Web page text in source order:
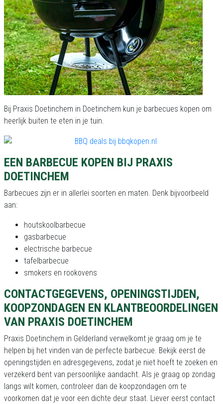
Bij Praxis Doetinchem in Doetinchem kun je barbecues kopen om
heerlijk buiten te eten in je tuin.
EEN BARBECUE KOPEN BIJ PRAXIS
DOETINCHEM
Barbecues zijn er in allerlei soorten en maten. Denk bijvoorbeeld
aan:
houtskoolbarbecue
gasbarbecue
electrische barbecue
tafelbarbecue
smokers en rookovens
CONTACTGEGEVENS, OPENINGSTIJDEN,
KOOPZONDAGEN EN KLANTBEOORDELINGEN
VAN PRAXIS DOETINCHEM
Praxis Doetinchem in Gelderland verwelkomt je graag om je te
helpen bij het vinden van de perfecte barbecue. Bekijk eerst de
openingstijden en adresgegevens, zodat je niet hoeft te zoeken en
verzekerd bent van persoonlijke aandacht. Als je graag op zondag
langs wilt komen, controleer dan de koopzondagen om te
voorkomen dat je voor een dichte deur staat. Liever eerst contact